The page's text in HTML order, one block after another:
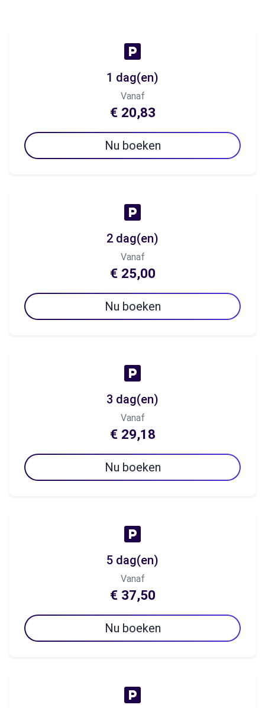
1 dag(en)
Vanaf
€ 20,83
Nu boeken
2 dag(en)
Vanaf
€ 25,00
Nu boeken
3 dag(en)
Vanaf
€ 29,18
Nu boeken
5 dag(en)
Vanaf
€ 37,50
Nu boeken